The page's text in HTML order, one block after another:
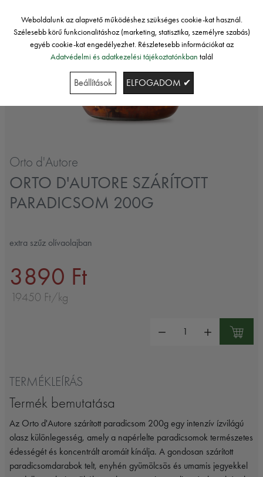
Orto d'Autore
ORTO D'AUTORE SZÁRÍTOTT
PARADICSOM 200G
extra szűz olívaolajban
3890 Ft
19450 Ft/kg
TERMÉKLEÍRÁS
Termék bemutatása
Az Orto d'Autore szárított paradicsom 200g egy intenzív ízvilágú
olasz különlegesség, amely a napérlelte paradicsomok természetes
édességét és koncentrált aromáit kínálja. A gondosan szárított
paradicsomdarabok telt, enyhén gyümölcsös és umamis jegyekkel
Weboldalunk az alapvető működéshez szükséges cookie-kat használ.
Szélesebb körű funkcionalitáshoz (marketing, statisztika, személyre szabás)
egyéb cookie-kat engedélyezhet. Részletesebb információkat az
Adatvédelmi és adatkezelési tájékoztatónkban talál
Beállítások ELFOGADOM ✔